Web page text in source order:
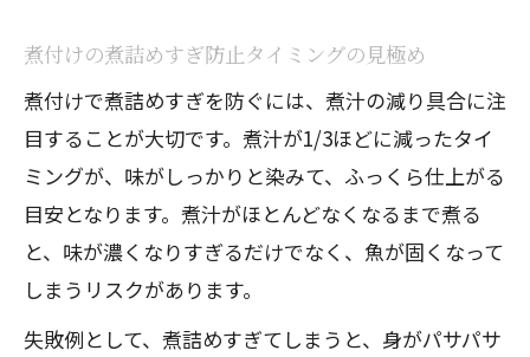
煮付けの煮詰めすぎ防止タイミングの見極め
煮付けで煮詰めすぎを防ぐには、煮汁の減り具合に注
目することが大切です。煮汁が1/3ほどに減ったタイ
ミングが、味がしっかりと染みて、ふっくら仕上がる
目安となります。煮汁がほとんどなくなるまで煮る
と、味が濃くなりすぎるだけでなく、魚が固くなって
しまうリスクがあります。
失敗例として、煮詰めすぎてしまうと、身がパサパサ